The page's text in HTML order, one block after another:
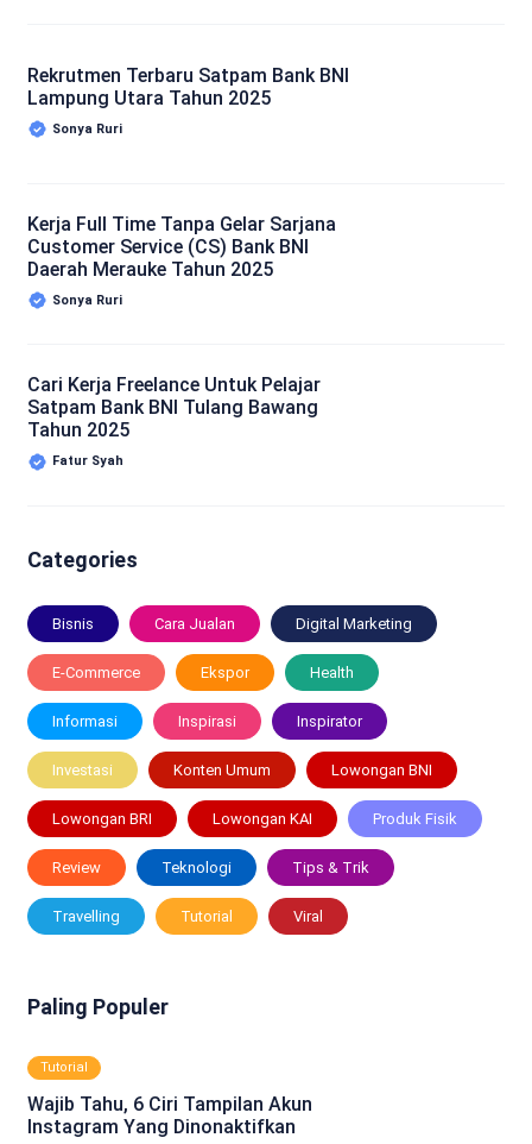
Rekrutmen Terbaru Satpam Bank BNI
Lampung Utara Tahun 2025
Sonya Ruri
Kerja Full Time Tanpa Gelar Sarjana
Customer Service (CS) Bank BNI
Daerah Merauke Tahun 2025
Sonya Ruri
Cari Kerja Freelance Untuk Pelajar
Satpam Bank BNI Tulang Bawang
Tahun 2025
Fatur Syah
Categories
Bisnis Cara Jualan Digital Marketing
E-Commerce Ekspor Health
Informasi Inspirasi Inspirator
Investasi Konten Umum Lowongan BNI
Lowongan BRI Lowongan KAI Produk Fisik
Review Teknologi Tips & Trik
Travelling Tutorial Viral
Paling Populer
Tutorial
Wajib Tahu, 6 Ciri Tampilan Akun
Instagram Yang Dinonaktifkan